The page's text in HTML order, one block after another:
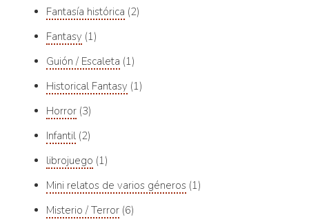
Fantasía histórica 2
Fantasy 1
Guión / Escaleta 1
Historical Fantasy 1
Horror 3
Infantil 2
librojuego 1
Mini relatos de varios géneros 1
Misterio / Terror 6